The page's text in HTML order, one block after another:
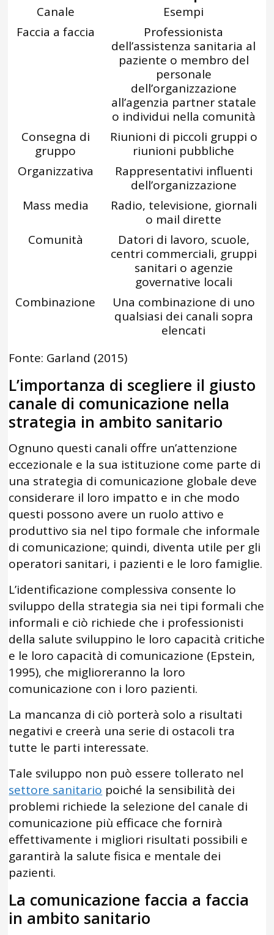
Canale
Esempi
Faccia a faccia
Professionista
dell’assistenza sanitaria al
paziente o membro del
personale
dell’organizzazione
all’agenzia partner statale
o individui nella comunità
Consegna di
gruppo
Riunioni di piccoli gruppi o
riunioni pubbliche
Organizzativa
Rappresentativi influenti
dell’organizzazione
Mass media
Radio, televisione, giornali
o mail dirette
Comunità
Datori di lavoro, scuole,
centri commerciali, gruppi
sanitari o agenzie
governative locali
Combinazione
Una combinazione di uno
qualsiasi dei canali sopra
elencati
Fonte: Garland (2015)
L’importanza di scegliere il giusto
canale di comunicazione nella
strategia in ambito sanitario
Ognuno questi canali offre un’attenzione
eccezionale e la sua istituzione come parte di
una strategia di comunicazione globale deve
considerare il loro impatto e in che modo
questi possono avere un ruolo attivo e
produttivo sia nel tipo formale che informale
di comunicazione; quindi, diventa utile per gli
operatori sanitari, i pazienti e le loro famiglie.
L’identificazione complessiva consente lo
sviluppo della strategia sia nei tipi formali che
informali e ciò richiede che i professionisti
della salute sviluppino le loro capacità critiche
e le loro capacità di comunicazione (Epstein,
1995), che miglioreranno la loro
comunicazione con i loro pazienti.
La mancanza di ciò porterà solo a risultati
negativi e creerà una serie di ostacoli tra
tutte le parti interessate.
Tale sviluppo non può essere tollerato nel
settore sanitario poiché la sensibilità dei
problemi richiede la selezione del canale di
comunicazione più efficace che fornirà
effettivamente i migliori risultati possibili e
garantirà la salute fisica e mentale dei
pazienti.
La comunicazione faccia a faccia
in ambito sanitario